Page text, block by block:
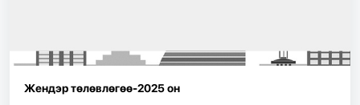
Жендэр төлөвлөгөө-2025 он